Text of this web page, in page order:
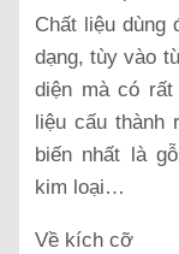
Chất liệu dùng
dạng, tùy vào
diện mà có
liệu cấu thành
biến nhất là
kim loại…
Về kích cỡ